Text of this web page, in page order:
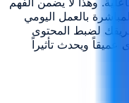
بالعمل اليومي
لضبط المحتوى
عميقاً ويحدث تأثيراً